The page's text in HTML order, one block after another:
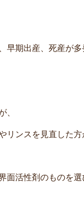
期出産、死産が多
ンスを見直した方
活性剤のものを選